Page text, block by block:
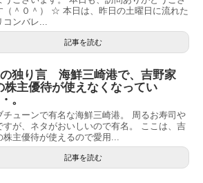
（＾０＾） ☆ 本日は、昨日の土曜日に流れた
コンバレ...
記事を読む
独り言 海鮮三崎港で、吉野家
株主優待が使えなくなってい
。
チューンで有名な海鮮三崎港。 周るお寿司や
すが、ネタがおいしいので有名。 ここは、吉
株主優待が使えるので愛用...
記事を読む